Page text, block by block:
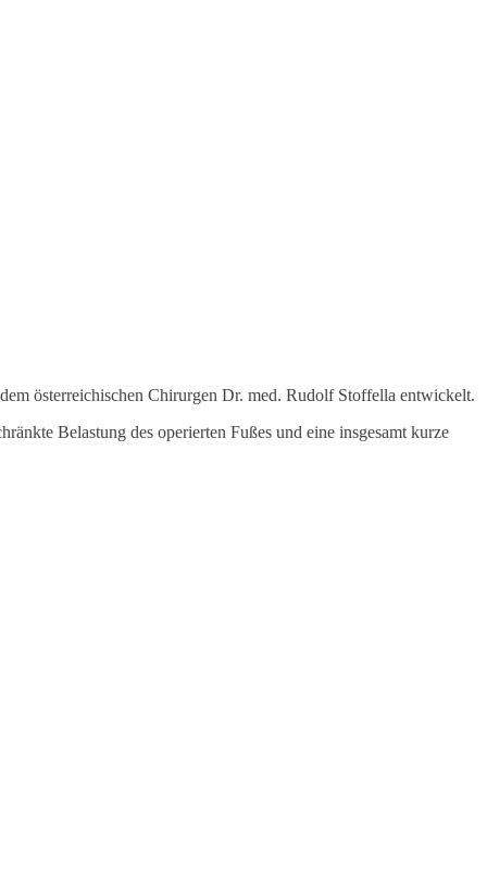
österreichischen Chirurgen Dr. med. Rudolf Stoffella entwickelt.
Belastung des operierten Fußes und eine insgesamt kurze